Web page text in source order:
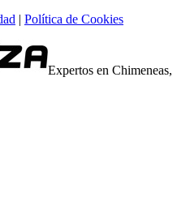
| Política de Cookies
Expertos en Chimeneas,